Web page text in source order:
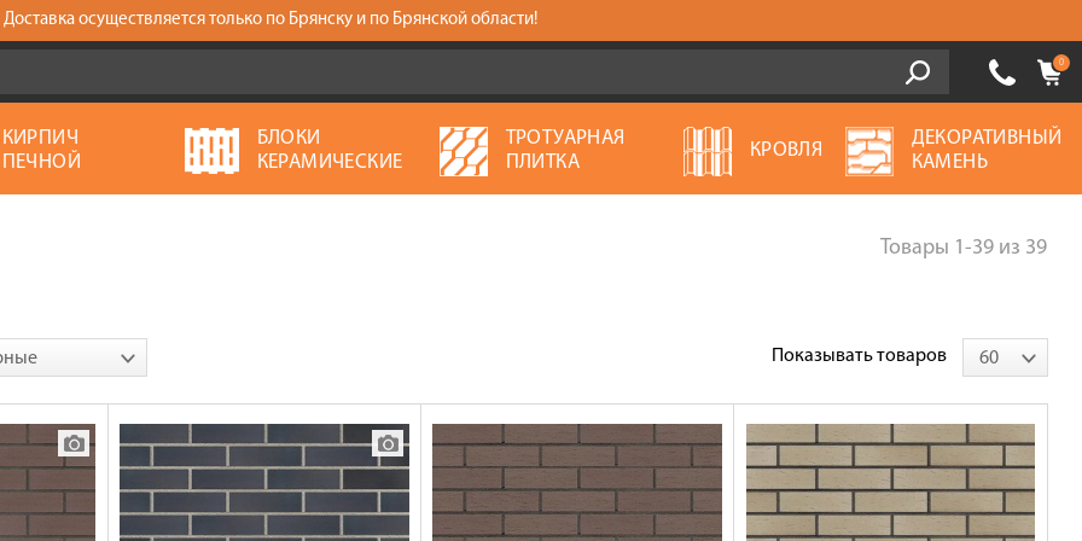
Доставка осуществляется только по Брянску и по Брянской области!
0
КИРПИЧ
ПЕЧНОЙ
БЛОКИ
КЕРАМИЧЕСКИЕ
ТРОТУАРНАЯ
ПЛИТКА
КРОВЛЯ
ДЕКОРАТИВНЫЙ
КАМЕНЬ
Товары 1-39из 39
Показывать товаров 60